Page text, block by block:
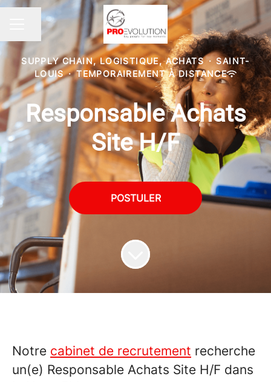
MENU CARRIÈRE
Partager la page
SUPPLY CHAIN, LOGISTIQUE, ACHATS · SAINT-
LOUIS · TEMPORAIREMENT À DISTANCE
Responsable Achats
Site H/F
POSTULER
Notre cabinet de recrutement recherche
un(e) Responsable Achats Site H/F dans